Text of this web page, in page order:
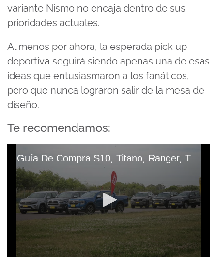
variante Nismo no encaja dentro de sus
prioridades actuales.
Al menos por ahora, la esperada pick up
deportiva seguirá siendo apenas una de esas
ideas que entusiasmaron a los fanáticos,
pero que nunca lograron salir de la mesa de
diseño.
Te recomendamos:
Guía De Compra S10, Titano, Ranger, Tunland G7, Hilux Y Amarok FRENTE A FRENTE